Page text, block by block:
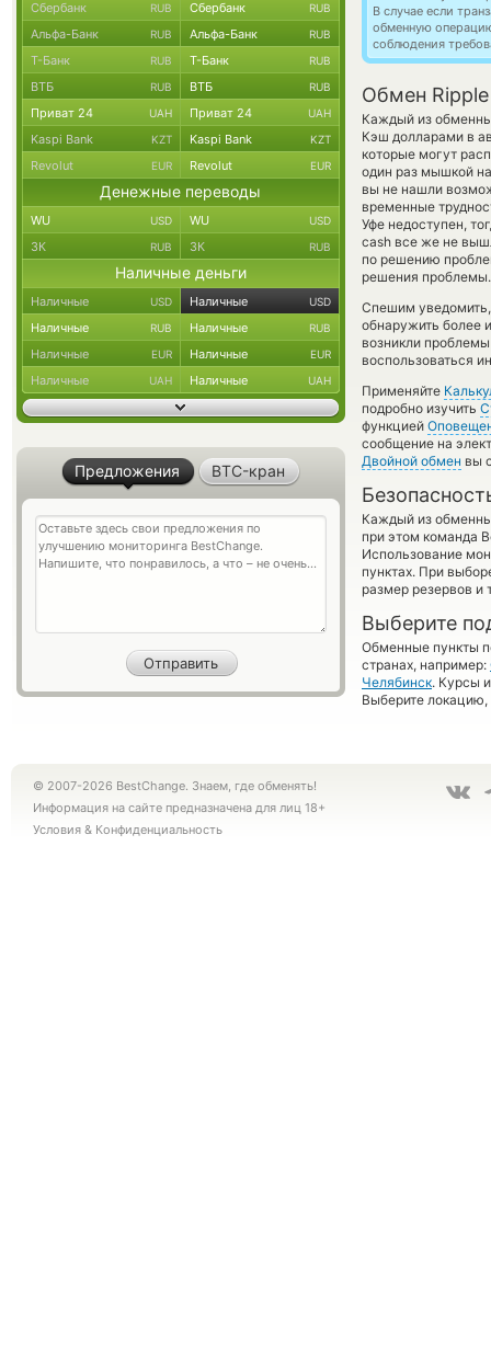
В случае если
обменную
соблюдения
Обмен Ripple
Каждый из
Кэш долларами в
которые могут
один раз мышкой
вы не нашли
временные
Уфе недоступен,
cash все же не
по решению
решения проблемы.
Спешим
обнаружить более
возникли
воспользоваться
Применяйте
подробно изучить
функцией
сообщение на
Двойной обмен вы
Каждый из
при этом команда
Использование
пунктах. При
размер резервов и
Выберите
Обменные пункты
странах, например:
Челябинск. Курсы
Выберите локацию,
Сбербанк RUB Сбербанк RUB
Альфа-Банк RUB Альфа-Банк RUB
Т-Банк RUB Т-Банк RUB
ВТБ RUB ВТБ RUB
Приват 24 UAH Приват 24 UAH
Kaspi Bank KZT Kaspi Bank KZT
Revolut EUR Revolut EUR
Денежные переводы
WU USD WU USD
ЗК RUB ЗК RUB
Наличные деньги
Наличные USD Наличные USD
Наличные RUB Наличные RUB
Наличные EUR Наличные EUR
Наличные UAH Наличные UAH
Предложения BTC-кран
© 2007-2026 BestChange. Знаем, где обменять!
Информация на сайте предназначена для лиц 18+
Условия & Конфиденциальность